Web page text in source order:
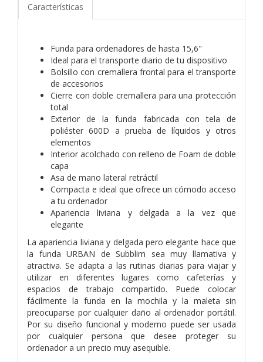
Características
Funda para ordenadores de hasta 15,6"
Ideal para el transporte diario de tu dispositivo
Bolsillo con cremallera frontal para el transporte
de accesorios
Cierre con doble cremallera para una protección
total
Exterior de la funda fabricada con tela de
poliéster 600D a prueba de líquidos y otros
elementos
Interior acolchado con relleno de Foam de doble
capa
Asa de mano lateral retráctil
Compacta e ideal que ofrece un cómodo acceso
a tu ordenador
Apariencia liviana y delgada a la vez que
elegante
La apariencia liviana y delgada pero elegante hace que
la funda URBAN de Subblim sea muy llamativa y
atractiva. Se adapta a las rutinas diarias para viajar y
utilizar en diferentes lugares como cafeterías y
espacios de trabajo compartido. Puede colocar
fácilmente la funda en la mochila y la maleta sin
preocuparse por cualquier daño al ordenador portátil.
Por su diseño funcional y moderno puede ser usada
por cualquier persona que desee proteger su
ordenador a un precio muy asequible.